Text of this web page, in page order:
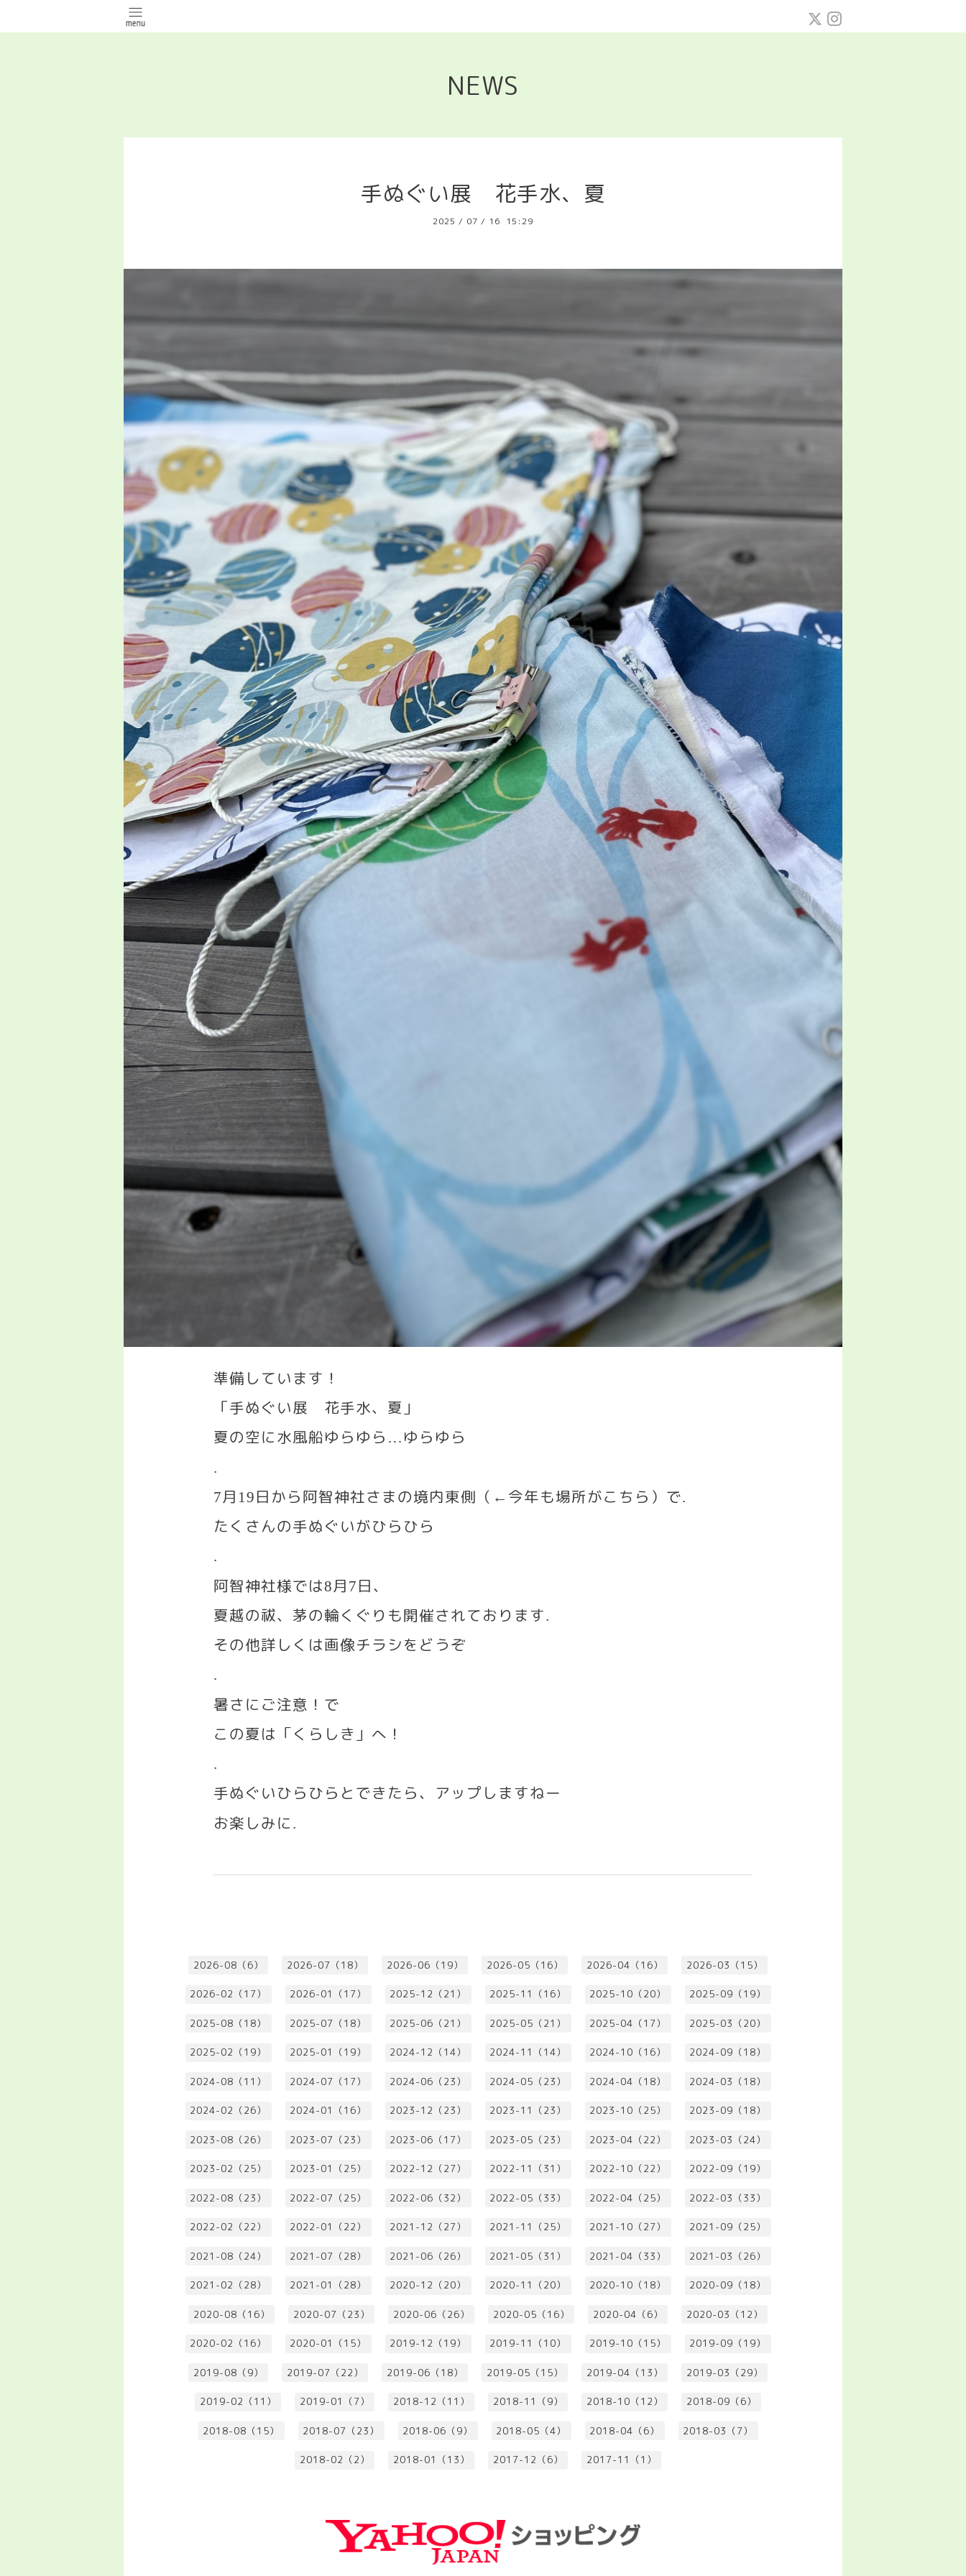
NEWS
手ぬぐい展 花手水、夏
2025 / 07 / 16 15:29
準備しています！
「手ぬぐい展 花手水、夏」
夏の空に水風船ゆらゆら … ゆらゆら
.
7月 19 日から阿智神社さまの境内東側（ ← 今年も場所がこちら）で.
たくさんの手ぬぐいがひらひら
.
阿智神社様では8月 7 日、
夏越の祓、茅の輪くぐりも開催されております.
その他詳しくは画像チラシをどうぞ
.
暑さにご注意！で
この夏は「くらしき」へ！
.
手ぬぐいひらひらとできたら、アップしますねー
お楽しみに .
2026-08（6） 2026-07（18） 2026-06（19） 2026-05（16） 2026-04（16） 2026-03（15）
2026-02（17） 2026-01（17） 2025-12（21） 2025-11（16） 2025-10（20） 2025-09（19）
2025-08（18） 2025-07（18） 2025-06（21） 2025-05（21） 2025-04（17） 2025-03（20）
2025-02（19） 2025-01（19） 2024-12（14） 2024-11（14） 2024-10（16） 2024-09（18）
2024-08（11） 2024-07（17） 2024-06（23） 2024-05（23） 2024-04（18） 2024-03（18）
2024-02（26） 2024-01（16） 2023-12（23） 2023-11（23） 2023-10（25） 2023-09（18）
2023-08（26） 2023-07（23） 2023-06（17） 2023-05（23） 2023-04（22） 2023-03（24）
2023-02（25） 2023-01（25） 2022-12（27） 2022-11（31） 2022-10（22） 2022-09（19）
2022-08（23） 2022-07（25） 2022-06（32） 2022-05（33） 2022-04（25） 2022-03（33）
2022-02（22） 2022-01（22） 2021-12（27） 2021-11（25） 2021-10（27） 2021-09（25）
2021-08（24） 2021-07（28） 2021-06（26） 2021-05（31） 2021-04（33） 2021-03（26）
2021-02（28） 2021-01（28） 2020-12（20） 2020-11（20） 2020-10（18） 2020-09（18）
2020-08（16） 2020-07（23） 2020-06（26） 2020-05（16） 2020-04（6） 2020-03（12）
2020-02（16） 2020-01（15） 2019-12（19） 2019-11（10） 2019-10（15） 2019-09（19）
2019-08（9） 2019-07（22） 2019-06（18） 2019-05（15） 2019-04（13） 2019-03（29）
2019-02（11） 2019-01（7） 2018-12（11） 2018-11（9） 2018-10（12） 2018-09（6）
2018-08（15） 2018-07（23） 2018-06（9） 2018-05（4） 2018-04（6） 2018-03（7）
2018-02（2） 2018-01（13） 2017-12（6） 2017-11（1）